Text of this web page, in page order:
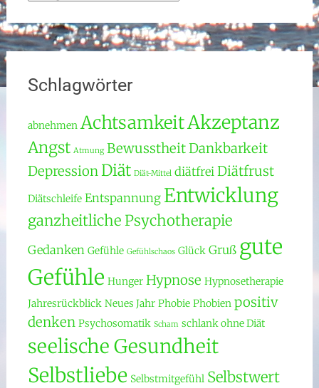
Schlagwörter
abnehmen AchtsamkeitAkzeptanz
Angst Atmung BewusstheitDankbarkeit
DepressionDiät Diät-Mittel diätfreiDiätfrust
Diätschleife Entspannung Entwicklung
ganzheitliche Psychotherapie
Gedanken Gefühle Gefühlschaos Glück Gruß gute
Gefühle Hunger Hypnose Hypnosetherapie
Jahresrückblick Neues Jahr Phobie Phobien positiv
denken Psychosomatik Scham schlank ohne Diät
seelische Gesundheit
Selbstliebe Selbstmitgefühl Selbstwert